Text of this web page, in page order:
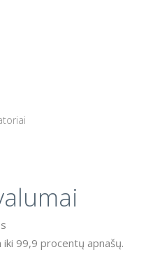
99,9 procentų apnašų.